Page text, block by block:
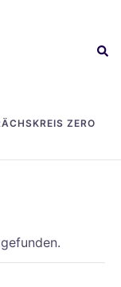
ZERO